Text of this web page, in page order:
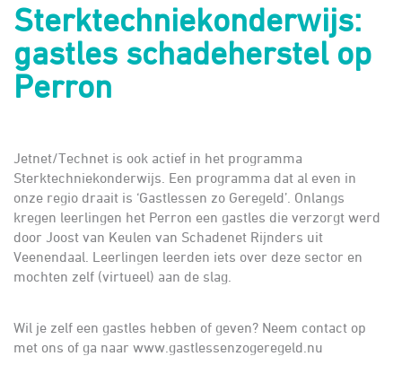
Sterktechniekonderwijs:
gastles schadeherstel op
Perron
Jetnet/Technet is ook actief in het programma
Sterktechniekonderwijs. Een programma dat al even in
onze regio draait is ‘Gastlessen zo Geregeld’. Onlangs
kregen leerlingen het Perron een gastles die verzorgt werd
door Joost van Keulen van Schadenet Rijnders uit
Veenendaal. Leerlingen leerden iets over deze sector en
mochten zelf (virtueel) aan de slag.
Wil je zelf een gastles hebben of geven? Neem contact op
met ons of ga naar www.gastlessenzogeregeld.nu